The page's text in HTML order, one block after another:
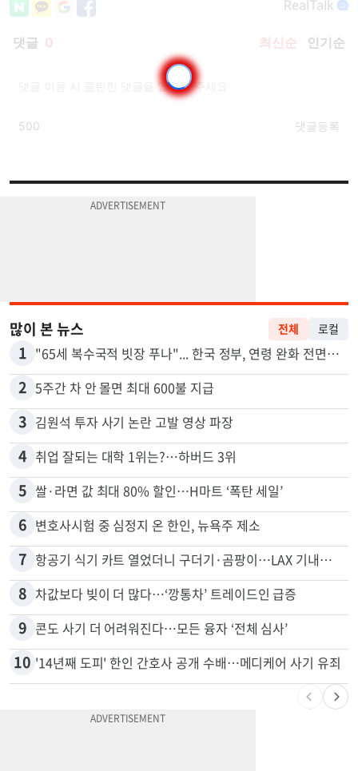
많이 본 뉴스 전체 로컬
1 "65세 복수국적 빗장 푸나"... 한국 정부, 연령 완화 전면 추진
2 5주간 차 안 몰면 최대 600불 지급
3 김원석 투자 사기 논란 고발 영상 파장
4 취업 잘되는 대학 1위는?…하버드 3위
5 쌀·라면 값 최대 80% 할인…H마트 ‘폭탄 세일’
6 변호사시험 중 심정지 온 한인, 뉴욕주 제소
7 항공기 식기 카트 열었더니 구더기·곰팡이…LAX 기내식 업체 논란
8 차값보다 빚이 더 많다…‘깡통차’ 트레이드인 급증
9 콘도 사기 더 어려워진다…모든 융자 ‘전체 심사’
10 '14년째 도피' 한인 간호사 공개 수배…메디케어 사기 유죄